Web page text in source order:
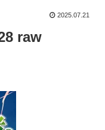
2025.07.21
raw